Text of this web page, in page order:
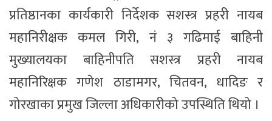
प्रतिष्ठानका कार्यकारी निर्देशक सशस्त्र प्रहरी नायब
महानिरीक्षक कमल गिरी, नं ३ गढिमाई बाहिनी
मुख्यालयका बाहिनीपति सशस्त्र प्रहरी नायब
महानिरिक्षक गणेश ठाडामगर, चितवन, धादिङ र
गोरखाका प्रमुख जिल्ला अधिकारीको उपस्थिति थियो ।